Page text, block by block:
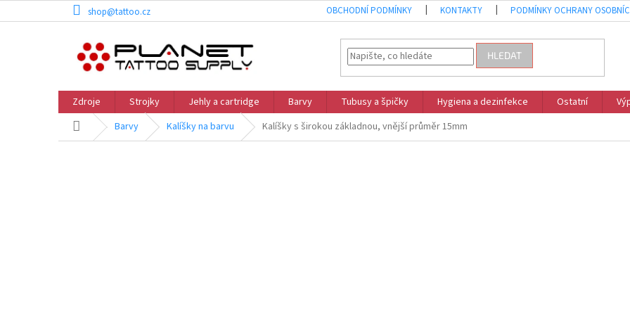
na
shop@tattoo.cz OBCHODNÍ PODMÍNKY KONTAKTY PODMÍNKY OCHRANY
HLEDAT
Zdroje Strojky Jehly a cartridge Barvy Tubusy a špičky Hygiena a dezinfekce Ostatní
Domů Barvy Kalíšky na barvu Kalíšky s širokou základnou, vnější průměr 15mm